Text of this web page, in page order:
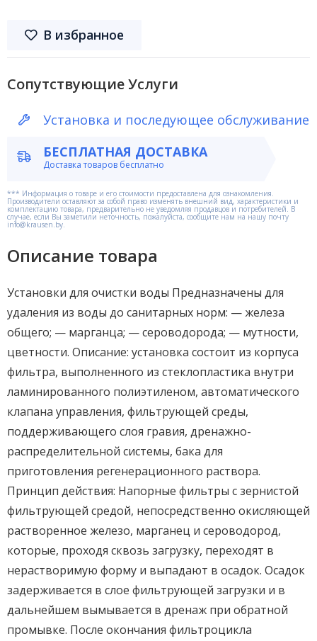
В избранное
Сопутствующие Услуги
Установка и последующее обслуживание
БЕСПЛАТНАЯ ДОСТАВКА
Доставка товаров бесплатно
*** Информация о товаре и его стоимости предоставлена для ознакомления.
Производители оставляют за собой право изменять внешний вид, характеристики и
комплектацию товара, предварительно не уведомляя продавцов и потребителей. В
случае, если Вы заметили неточность, пожалуйста, сообщите нам на нашу почту
info@krausen.by.
Описание товара
Установки для очистки воды Предназначены для
удаления из воды до санитарных норм: — железа
общего; — марганца; — сероводорода; — мутности,
цветности. Описание: установка состоит из корпуса
фильтра, выполненного из стеклопластика внутри
ламинированного полиэтиленом, автоматического
клапана управления, фильтрующей среды,
поддерживающего слоя гравия, дренажно-
распределительной системы, бака для
приготовления регенерационного раствора.
Принцип действия: Напорные фильтры с зернистой
фильтрующей средой, непосредственно окисляющей
растворенное железо, марганец и сероводород,
которые, проходя сквозь загрузку, переходят в
нерастворимую форму и выпадают в осадок. Осадок
задерживается в слое фильтрующей загрузки и в
дальнейшем вымывается в дренаж при обратной
промывке. После окончания фильтроцикла